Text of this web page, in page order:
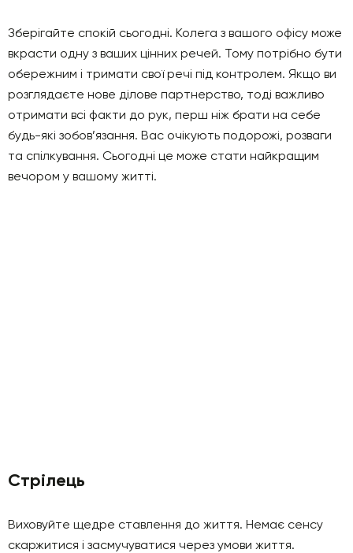
Зберігайте спокій сьогодні. Колега з вашого офісу може
вкрасти одну з ваших цінних речей. Тому потрібно бути
обережним і тримати свої речі під контролем. Якщо ви
розглядаєте нове ділове партнерство, тоді важливо
отримати всі факти до рук, перш ніж брати на себе
будь-які зобов’язання. Вас очікують подорожі, розваги
та спілкування. Сьогодні це може стати найкращим
вечором у вашому житті.
Стрілець
Виховуйте щедре ставлення до життя. Немає сенсу
скаржитися і засмучуватися через умови життя.